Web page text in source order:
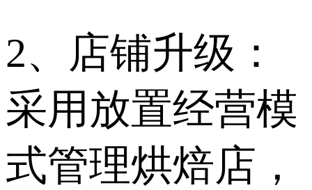
2、店铺升级：
采用放置经营模
式管理烘焙店，